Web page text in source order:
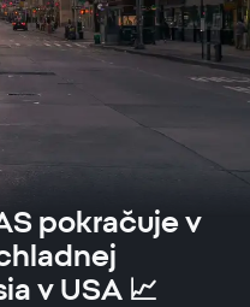
pokračuje v
v USA 📈